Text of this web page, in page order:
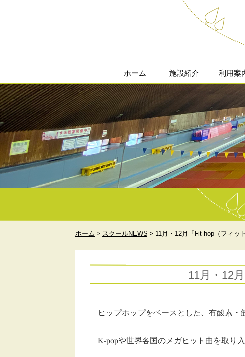
ホーム 施設紹介 利用案
ホーム > スクールNEWS > 11月・12月「Fit hop（フィッ
11月・12
ヒップホップをベースとした、有酸素・
K-popや世界各国のメガヒット曲を取り